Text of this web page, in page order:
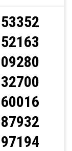
53352
52163
09280
32700
60016
87932
97194